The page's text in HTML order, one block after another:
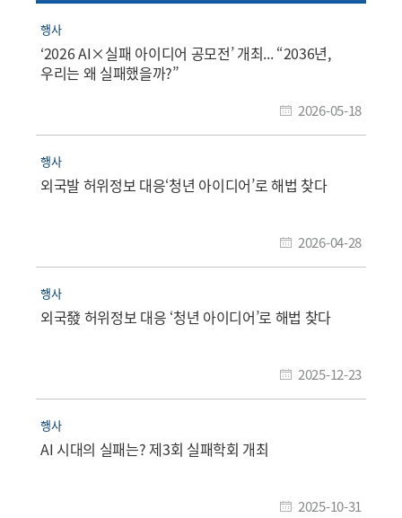
행사
‘2026 AI×실패 아이디어 공모전’ 개최... “2036년,
우리는 왜 실패했을까?”
2026-05-18
행사
외국발 허위정보 대응‘청년 아이디어’로 해법 찾다
2026-04-28
행사
외국發 허위정보 대응 ‘청년 아이디어’로 해법 찾다
2025-12-23
행사
AI 시대의 실패는? 제3회 실패학회 개최
2025-10-31